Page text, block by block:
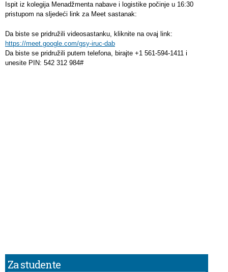
Ispit iz kolegija Menadžmenta nabave i logistike počinje u 16:30
pristupom na sljedeći link za Meet sastanak:
Da biste se pridružili videosastanku, kliknite na ovaj link:
https://meet.google.com/gsy-iruc-dab
Da biste se pridružili putem telefona, birajte +1 561-594-1411 i
unesite PIN: 542 312 984#
Za studente